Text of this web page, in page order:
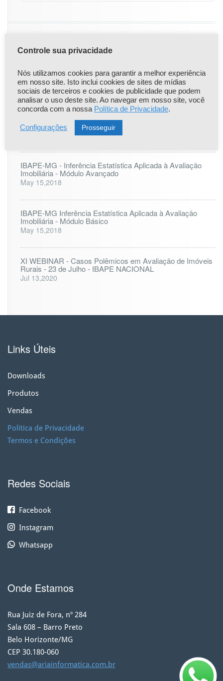
Popular | Recent | Comentário
Comunicado Importante
Apr 22,2021
de agosto
Jul 6,2023
IBAPE-MG - Inferência Estatística Aplicada à Avaliação
Imobiliária - Módulo Avançado
May 15,2018
IBAPE-MG Inferência Estatística Aplicada à Avaliação
Imobiliária - Módulo Básico
May 15,2018
XI WEBINAR - Casos Polêmicos em Avaliação de Imóveis
Rurais - 23 de Julho - IBAPE NACIONAL
Jul 13,2020
Links Úteis
Downloads
Produtos
Vendas
Política de Privacidade
Termos e Condições
Redes Sociais
Facebook
Instagram
Whatsapp
Onde Estamos
Rua Juiz de Fora, nº 284
Sala 608 – Barro Preto
Belo Horizonte/MG
CEP 30.180-060
vendas@ariainformatica.com.br
Controle sua privacidade
Nós utilizamos cookies para garantir a melhor experiência
em nosso site. Isto inclui cookies de sites de mídias
sociais de terceiros e cookies de publicidade que podem
analisar o uso deste site. Ao navegar em nosso site, você
concorda com a nossa Política de Privacidade.
Configurações Prosseguir